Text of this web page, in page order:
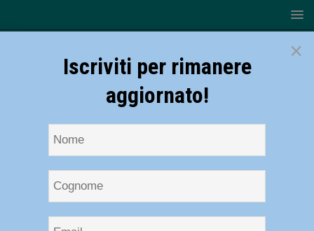
×
Iscriviti per rimanere
aggiornato!